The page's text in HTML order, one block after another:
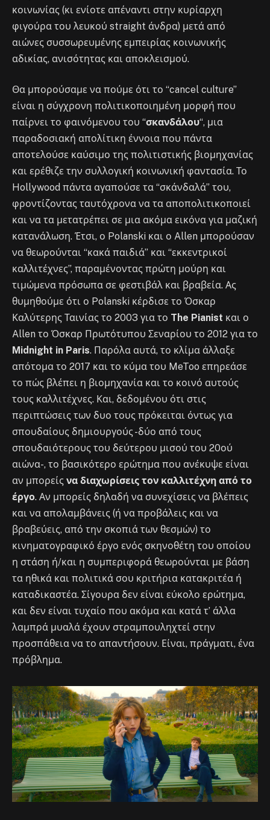
κοινωνίας (κι ενίοτε απέναντι στην κυρίαρχη
φιγούρα του λευκού straight άνδρα) μετά από
αιώνες συσσωρευμένης εμπειρίας κοινωνικής
αδικίας, ανισότητας και αποκλεισμού.
Θα μπορούσαμε να πούμε ότι το “cancel culture”
είναι η σύγχρονη πολιτικοποιημένη μορφή που
παίρνει το φαινόμενου του “σκανδάλου“, μια
παραδοσιακή απολίτικη έννοια που πάντα
αποτελούσε καύσιμο της πολιτιστικής βιομηχανίας
και ερέθιζε την συλλογική κοινωνική φαντασία. Το
Hollywood πάντα αγαπούσε τα “σκάνδαλά” του,
φροντίζοντας ταυτόχρονα να τα αποπολιτικοποιεί
και να τα μετατρέπει σε μια ακόμα εικόνα για μαζική
κατανάλωση. Έτσι, ο Polanski και ο Allen μπορούσαν
να θεωρούνται “κακά παιδιά” και “εκκεντρικοί
καλλιτέχνες”, παραμένοντας πρώτη μούρη και
τιμώμενα πρόσωπα σε φεστιβάλ και βραβεία. Ας
θυμηθούμε ότι ο Polanski κέρδισε το Όσκαρ
Καλύτερης Ταινίας το 2003 για το The Pianist και ο
Allen το Όσκαρ Πρωτότυπου Σεναρίου το 2012 για το
Midnight in Paris. Παρόλα αυτά, το κλίμα άλλαξε
απότομα το 2017 και το κύμα του MeToo επηρεάσε
το πώς βλέπει η βιομηχανία και το κοινό αυτούς
τους καλλιτέχνες. Και, δεδομένου ότι στις
περιπτώσεις των δυο τους πρόκειται όντως για
σπουδαίους δημιουργούς -δύο από τους
σπουδαιότερους του δεύτερου μισού του 20ού
αιώνα-, το βασικότερο ερώτημα που ανέκυψε είναι
αν μπορείς να διαχωρίσεις τον καλλιτέχνη από το
έργο. Αν μπορείς δηλαδή να συνεχίσεις να βλέπεις
και να απολαμβάνεις (ή να προβάλεις και να
βραβεύεις, από την σκοπιά των θεσμών) το
κινηματογραφικό έργο ενός σκηνοθέτη του οποίου
η στάση ή/και η συμπεριφορά θεωρούνται με βάση
τα ηθικά και πολιτικά σου κριτήρια κατακριτέα ή
καταδικαστέα. Σίγουρα δεν είναι εύκολο ερώτημα,
και δεν είναι τυχαίο που ακόμα και κατά τ’ άλλα
λαμπρά μυαλά έχουν στραμπουληχτεί στην
προσπάθεια να το απαντήσουν. Είναι, πράγματι, ένα
πρόβλημα.